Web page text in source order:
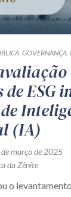
GOVERNANÇA
ESG
(IA)
março de 2025
da Zênite
o